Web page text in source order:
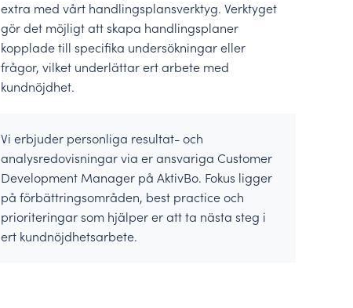
extra med vårt handlingsplansverktyg. Verktyget
gör det möjligt att skapa handlingsplaner
kopplade till specifika undersökningar eller
frågor, vilket underlättar ert arbete med
kundnöjdhet.
Vi erbjuder personliga resultat- och
analysredovisningar via er ansvariga Customer
Development Manager på AktivBo. Fokus ligger
på förbättringsområden, best practice och
prioriteringar som hjälper er att ta nästa steg i
ert kundnöjdhetsarbete.